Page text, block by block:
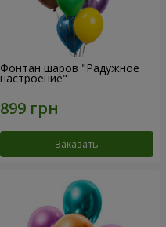
Фонтан шаров "Радужное
настроение"
Заказать